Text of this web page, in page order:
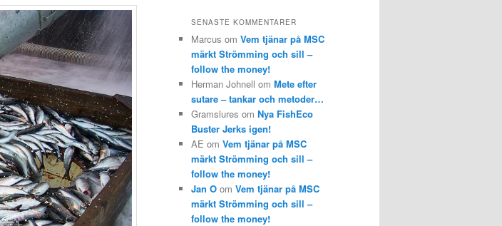
SENASTE KOMMENTARER
Marcus om Vem tjänar på MSC
märkt Strömming och sill –
follow the money!
Herman Johnell om Mete efter
sutare – tankar och metoder…
Gramslures om Nya FishEco
Buster Jerks igen!
AE om Vem tjänar på MSC
märkt Strömming och sill –
follow the money!
Jan O om Vem tjänar på MSC
märkt Strömming och sill –
follow the money!